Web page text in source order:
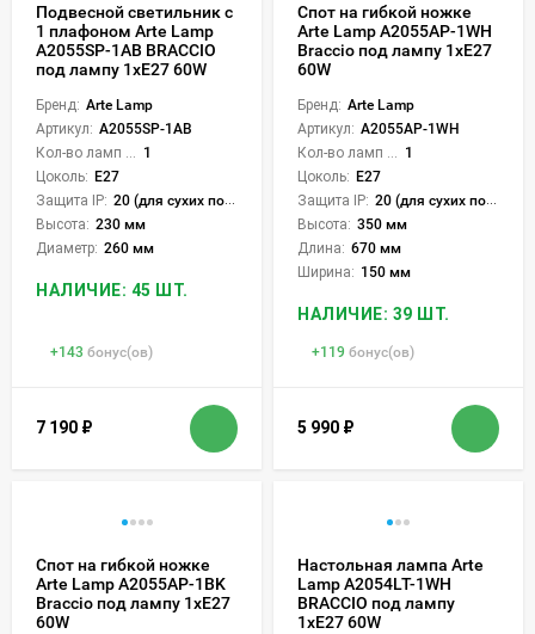
Подвесной светильник с
1 плафоном Arte Lamp
A2055SP-1AB BRACCIO
под лампу 1xE27 60W
Бренд: Arte Lamp
Артикул: A2055SP-1AB
1
Цоколь: E27
Защита IP: 20 (для сухих пом.)
Высота: 230 мм
Диаметр: 260 мм
НАЛИЧИЕ: 45 ШТ.
+143 бонус(ов)
7 190 ₽
Спот на гибкой ножке
Arte Lamp A2055AP-1WH
Braccio под лампу 1xE27
60W
Бренд: Arte Lamp
Артикул: A2055AP-1WH
1
Цоколь: E27
Защита IP: 20 (для сухих пом.)
Высота: 350 мм
Длина: 670 мм
Ширина: 150 мм
НАЛИЧИЕ: 39 ШТ.
+119 бонус(ов)
5 990 ₽
Спот на гибкой ножке
Arte Lamp A2055AP-1BK
Braccio под лампу 1xE27
60W
Настольная лампа Arte
Lamp A2054LT-1WH
BRACCIO под лампу
1xE27 60W